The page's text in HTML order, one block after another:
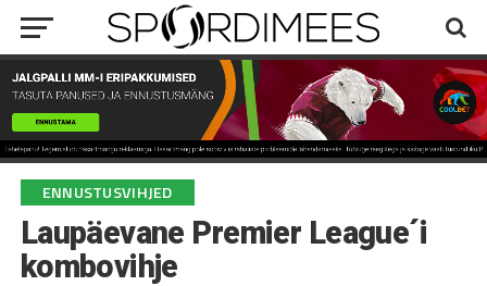
ENNUSTUSVIHJED
Laupäevane Premier League´i
kombovihje